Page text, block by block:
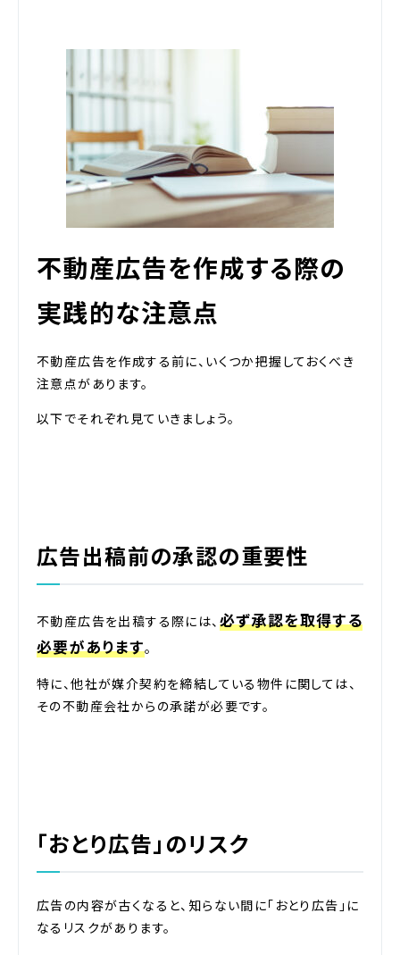
不動産広告を作成する際の
実践的な注意点
不動産広告を作成する前に、いくつか把握しておくべき
注意点があります。
以下でそれぞれ見ていきましょう。
広告出稿前の承認の重要性
不動産広告を出稿する際には、 必ず承認を取得する
必要があります。
特に、他社が媒介契約を締結している物件に関しては、
その不動産会社からの承諾が必要です。
「おとり広告」のリスク
広告の内容が古くなると、知らない間に「おとり広告」に
なるリスクがあります。